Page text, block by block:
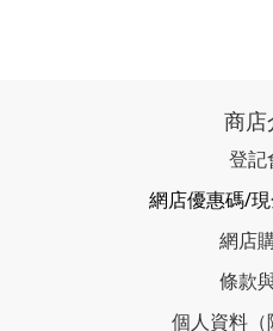
商店
登記
網店優惠碼/
網店
條款
個人資料（